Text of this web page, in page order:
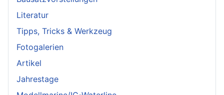
Literatur
Tipps, Tricks & Werkzeug
Fotogalerien
Artikel
Jahrestage